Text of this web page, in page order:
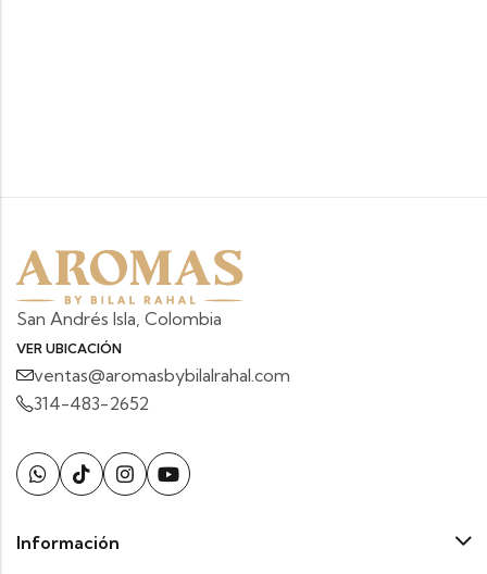
San Andrés Isla, Colombia
VER UBICACIÓN
ventas@aromasbybilalrahal.com
314-483-2652
Información